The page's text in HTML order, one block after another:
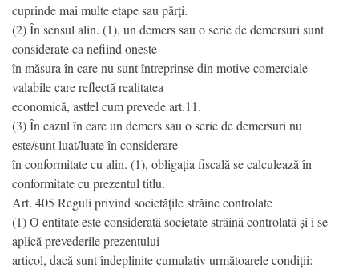
cuprinde mai multe etape sau părți.
(2) În sensul alin. (1), un demers sau o serie de demersuri sunt
considerate ca nefiind oneste
în măsura în care nu sunt întreprinse din motive comerciale
valabile care reflectă realitatea
economică, astfel cum prevede art.11.
(3) În cazul în care un demers sau o serie de demersuri nu
este/sunt luat/luate în considerare
în conformitate cu alin. (1), obligația fiscală se calculează în
conformitate cu prezentul titlu.
Art. 405 Reguli privind societățile străine controlate
(1) O entitate este considerată societate străină controlată și i se
aplică prevederile prezentului
articol, dacă sunt îndeplinite cumulativ următoarele condiții: